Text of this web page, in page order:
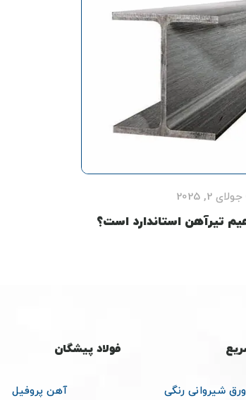
جولای 2, 2025
تیرآهن استاندارد است؟
شیروانی رنگی
فولاد پیشگان
آهن پروفیل